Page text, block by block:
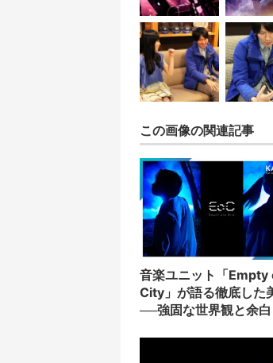
この画像の関連記事
音楽ユニット「Empty
City」が語る徹底した
──強固な世界観と余白